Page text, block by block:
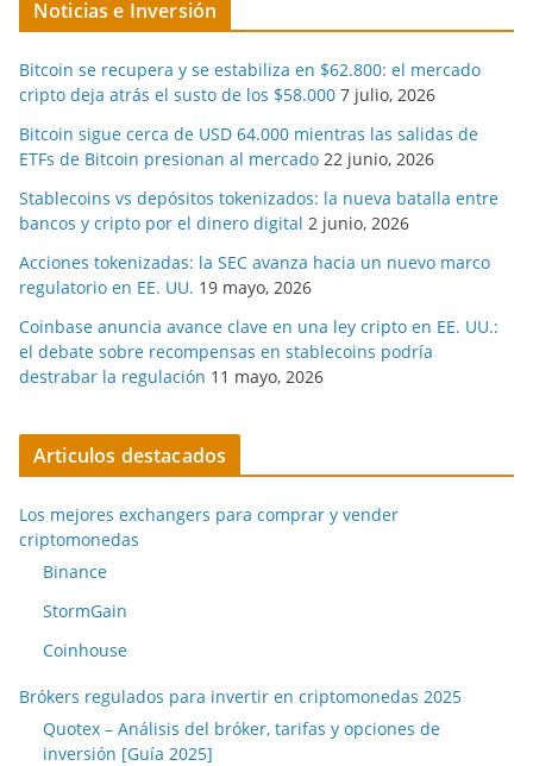
Noticias e Inversión
Bitcoin se recupera y se estabiliza en $62.800: el mercado
cripto deja atrás el susto de los $58.000 7 julio, 2026
Bitcoin sigue cerca de USD 64.000 mientras las salidas de
ETFs de Bitcoin presionan al mercado 22 junio, 2026
Stablecoins vs depósitos tokenizados: la nueva batalla entre
bancos y cripto por el dinero digital 2 junio, 2026
Acciones tokenizadas: la SEC avanza hacia un nuevo marco
regulatorio en EE. UU. 19 mayo, 2026
Coinbase anuncia avance clave en una ley cripto en EE. UU.:
el debate sobre recompensas en stablecoins podría
destrabar la regulación 11 mayo, 2026
Articulos destacados
Los mejores exchangers para comprar y vender
criptomonedas
Binance
StormGain
Coinhouse
Brókers regulados para invertir en criptomonedas 2025
Quotex – Análisis del bróker, tarifas y opciones de
inversión [Guía 2025]